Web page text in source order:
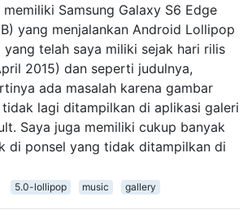
memiliki Samsung Galaxy S6 Edge
yang menjalankan Android Lollipop
yang telah saya miliki sejak hari rilis
2015) dan seperti judulnya,
ada masalah karena gambar
tidak lagi ditampilkan di aplikasi galeri
Saya juga memiliki cukup banyak
di ponsel yang tidak ditampilkan di
5.0-lollipop music gallery